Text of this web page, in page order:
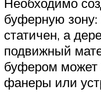
буферную зону:
статичен, а
подвижный
буфером может
фанеры или